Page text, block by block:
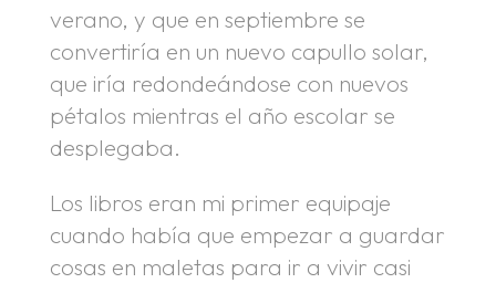
verano, y que en septiembre se
convertiría en un nuevo capullo solar,
que iría redondeándose con nuevos
pétalos mientras el año escolar se
desplegaba.
Los libros eran mi primer equipaje
cuando había que empezar a guardar
cosas en maletas para ir a vivir casi